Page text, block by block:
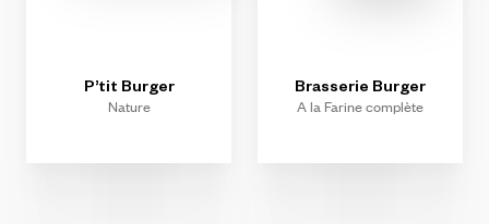
P’tit Burger
Nature
Brasserie Burger
A la Farine complète